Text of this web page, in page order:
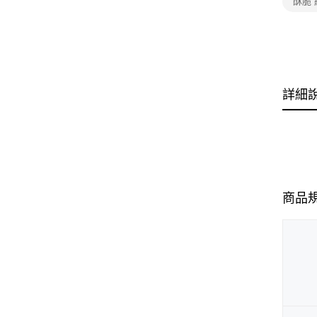
詳細
商品